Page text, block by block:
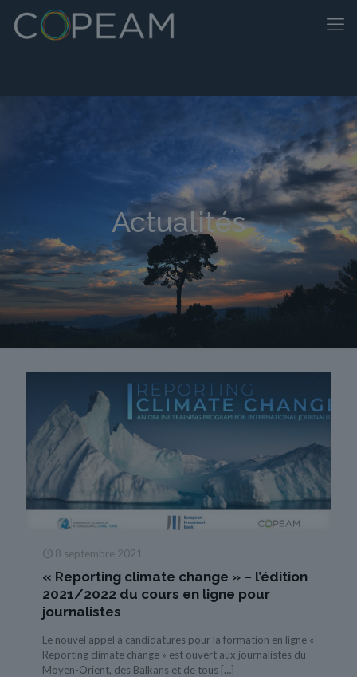
Actualités
8 septembre 2021
« Reporting climate change » – l’édition
2021/2022 du cours en ligne pour
journalistes
Le nouvel appel à candidatures pour la formation en ligne «
Reporting climate change » est ouvert aux journalistes du
Moyen-Orient, des Balkans et de tous […]